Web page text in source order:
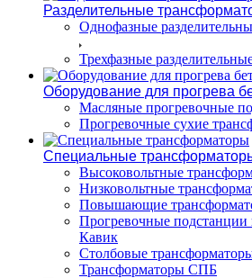
Разделительные
Однофазные
Трехфазные
Оборудование для прогрева
Масляные прогревочные
Прогревочные сухие
Специальные
Высоковольтные
Низковольтные
Повышающие
Прогревочные
Кавик
Столбовые
Трансформаторы СПБ